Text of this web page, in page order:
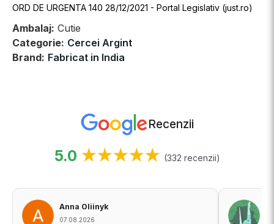
ORD DE URGENTA 140 28/12/2021 - Portal Legislativ (just.ro)
Ambalaj: Cutie
Categorie: Cercei Argint
Brand: Fabricat in India
Recenzii
5.0 ★★★★★ (332 recenzii)
Anna Oliinyk
07.08.2026